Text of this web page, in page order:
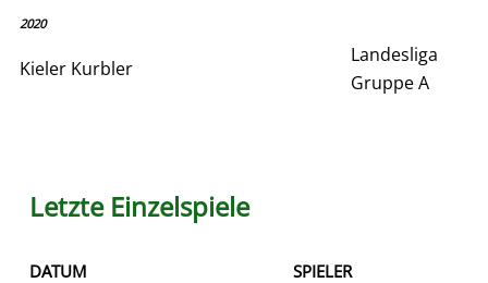
2020
Kieler Kurbler
Landesliga
Gruppe A
Letzte Einzelspiele
DATUM SPIELER